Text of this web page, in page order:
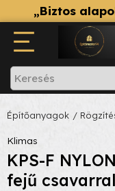
„Biztos
Építőanyagok /
Klimas
KPS-F
fejű csavarral